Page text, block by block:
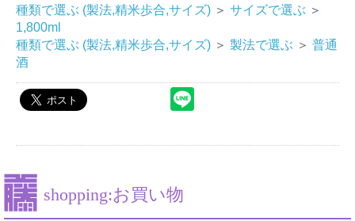
お買い物を続ける カートへ進む
種類で選ぶ (製法,精米歩合,サイズ) ＞ サイズで選ぶ ＞
1,800ml
種類で選ぶ (製法,精米歩合,サイズ) ＞ 製法で選ぶ ＞ 普通
酒
shopping:お買い物